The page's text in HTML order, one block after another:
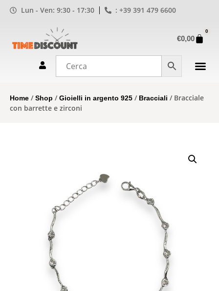
Lun - Ven: 9:30 - 17:30 : +39 391 479 6600
€0,00
0
Home /Shop /Gioielli in argento 925 / Bracciali / Bracciale
con barrette e zirconi